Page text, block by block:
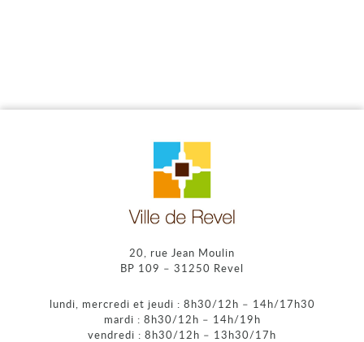
20, rue Jean Moulin
BP 109 – 31250 Revel
lundi, mercredi et jeudi : 8h30/12h – 14h/17h30
mardi : 8h30/12h – 14h/19h
vendredi : 8h30/12h – 13h30/17h